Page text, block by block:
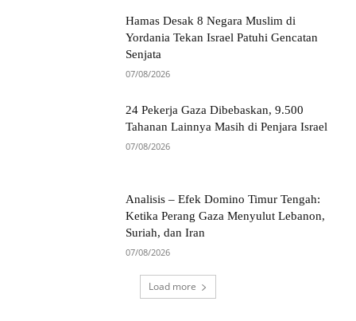
Hamas Desak 8 Negara Muslim di
Yordania Tekan Israel Patuhi Gencatan
Senjata
07/08/2026
24 Pekerja Gaza Dibebaskan, 9.500
Tahanan Lainnya Masih di Penjara Israel
07/08/2026
Analisis – Efek Domino Timur Tengah:
Ketika Perang Gaza Menyulut Lebanon,
Suriah, dan Iran
07/08/2026
Load more